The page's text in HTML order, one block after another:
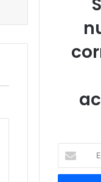
tu
correo